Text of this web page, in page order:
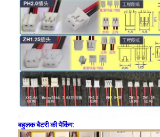
बहुलक बैटरी की पैकिंग: